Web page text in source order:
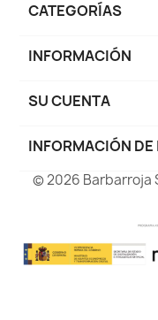
CATEGORÍAS
INFORMACIÓN
SU CUENTA
INFORMACIÓN DE
© 2026 Barbarroja